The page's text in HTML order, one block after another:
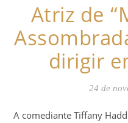
Atriz de
dirigir
24 de
A comediante Tiffany Haddish, estrela da nova comédia da